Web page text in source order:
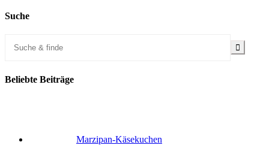
Suche
Beliebte Beiträge
Marzipan-Käsekuchen